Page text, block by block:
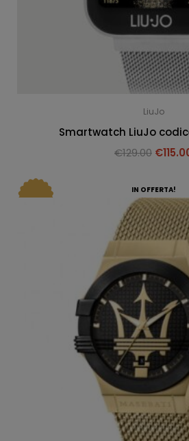
LiuJo
Smartwatch LiuJo
€129.00 €
IN OFFERTA!